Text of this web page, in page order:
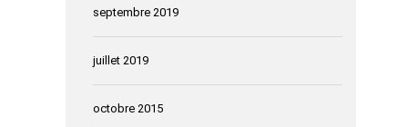
septembre 2019
juillet 2019
octobre 2015